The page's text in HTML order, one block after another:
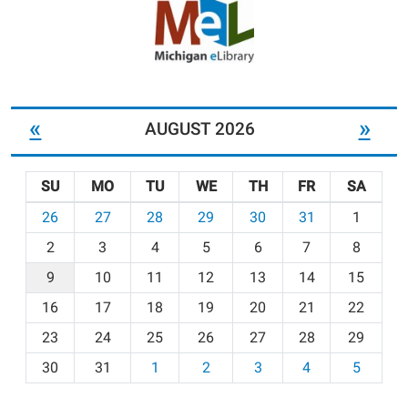
« AUGUST 2026 »
o
h
-
SU MO TU WE TH FR
SA
26
27 28 29 30 31
1
2
3 4 5 6 7
8
9
10 11 12 13 14
15
16
17 18 19 20 21
22
23
24 25 26 27 28
29
30
31 1 2 3 4 5